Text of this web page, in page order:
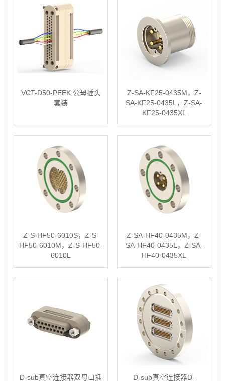
VCT-D50-PEEK 公母插头
套装
Z-SA-KF25-0435M，Z-
SA-KF25-0435L，Z-SA-
KF25-0435XL
Z-S-HF50-6010S，Z-S-
HF50-6010M，Z-S-HF50-
6010L
Z-SA-HF40-0435M，Z-
SA-HF40-0435L，Z-SA-
HF40-0435XL
D-sub真空连接器双母口插 D-sub真空连接器D-